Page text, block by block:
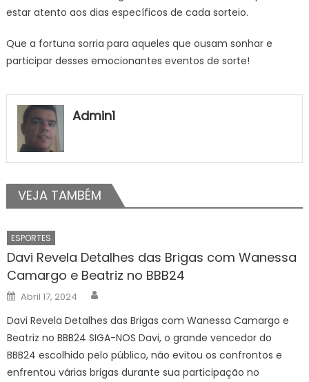
estar atento aos dias específicos de cada sorteio.
Que a fortuna sorria para aqueles que ousam sonhar e
participar desses emocionantes eventos de sorte!
Admin1
VEJA TAMBÉM
ESPORTES
Davi Revela Detalhes das Brigas com Wanessa
Camargo e Beatriz no BBB24
Posted
on
Abril 17, 2024
Davi Revela Detalhes das Brigas com Wanessa Camargo e
Beatriz no BBB24 SIGA-NOS Davi, o grande vencedor do
BBB24 escolhido pelo público, não evitou os confrontos e
enfrentou várias brigas durante sua participação no